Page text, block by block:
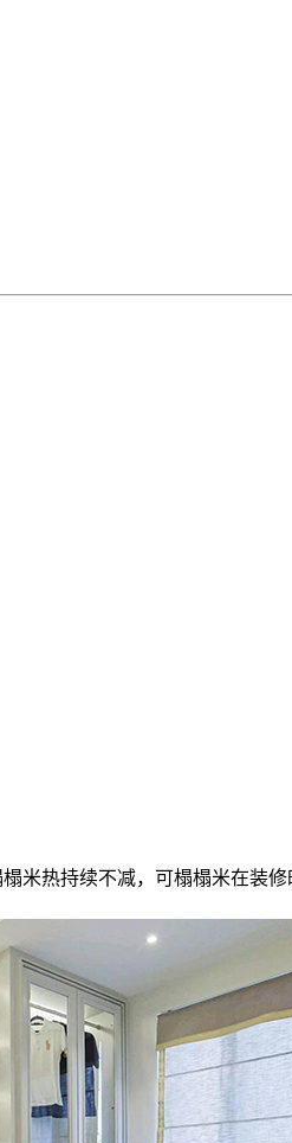
热持续不减，可榻榻米在装